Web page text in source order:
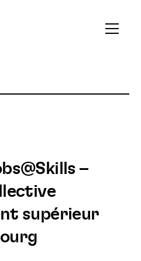
Ouvrir
–
supérieur